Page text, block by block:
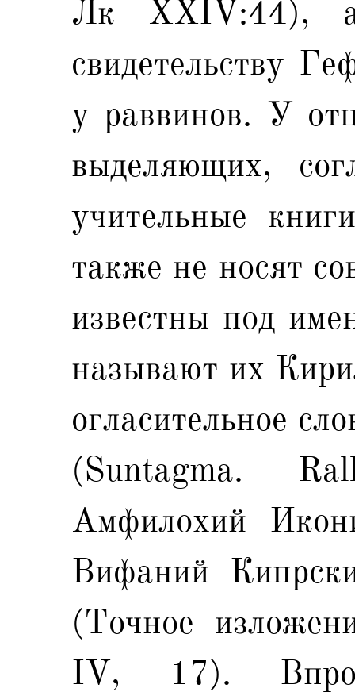
Лк XXIV:44), а
свидетельству
у раввинов. У
выделяющих,
учительные
также не носят
известны под
называют их
огласительное
(Suntagma.
Амфилохий
Вифаний
(Точное
IV, 17).